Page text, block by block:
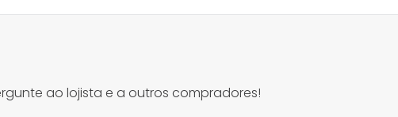
ao lojista e a outros compradores!